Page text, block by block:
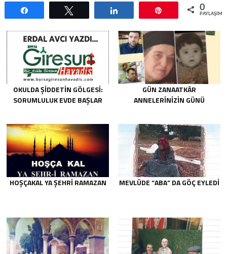
0
OKULDA ŞIDDETIN GÖLGESI:
SORUMLULUK EVDE BAŞLAR
GÜN ZANAATKÂR
ANNELERİNİZİN GÜNÜ
HOŞÇAKAL YA ŞEHRİ RAMAZAN MEVLÜDE “ABA” DA GÖÇ EYLEDI